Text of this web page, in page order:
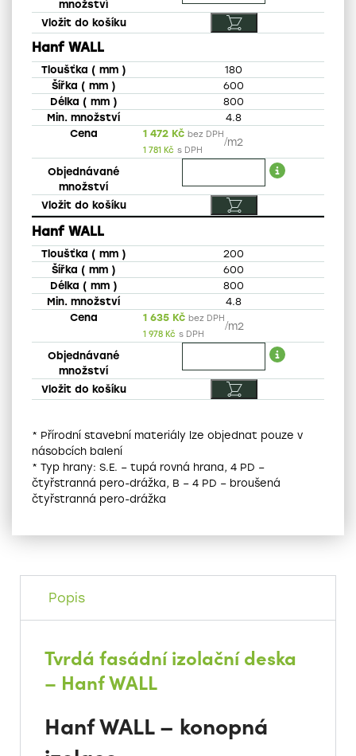
Hanf WALL
180
600
800
4.8
1 472 Kč bez DPH
1 781 Kč s DPH
/m2
Hanf WALL
200
600
800
4.8
1 635 Kč bez DPH
1 978 Kč s DPH
/m2
* Přírodní stavební materiály lze objednat pouze v
násobcích balení
* Typ hrany: S.E. – tupá rovná hrana, 4 PD –
čtyřstranná pero-drážka, B – 4 PD – broušená
čtyřstranná pero-drážka
Popis
Tvrdá fasádní izolační deska
– Hanf WALL
Hanf WALL – konopná